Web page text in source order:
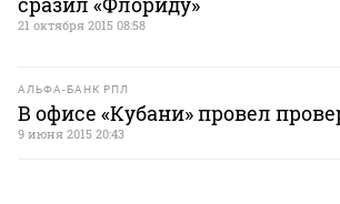
21 октября 2015 08:58
АЛЬФА-БАНК РПЛ
В офисе «Кубани» провел
9 июня 2015 20:43